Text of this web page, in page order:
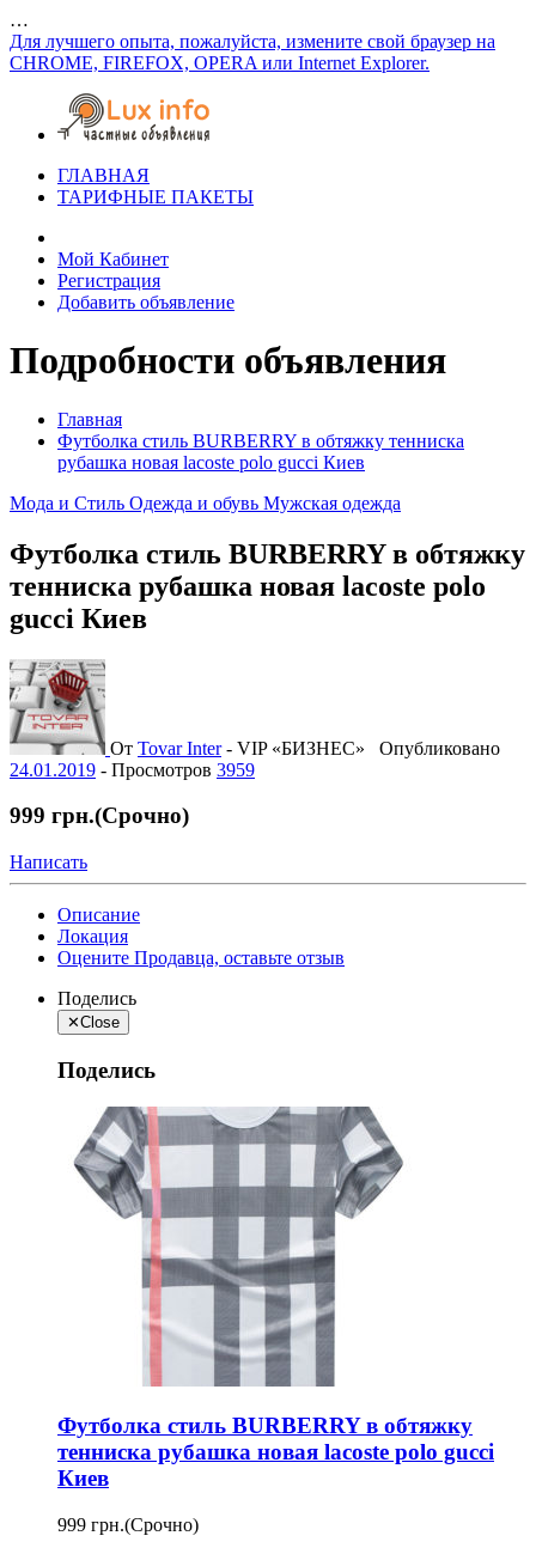
…
Для лучшего опыта, пожалуйста, измените свой браузер на
CHROME, FIREFOX, OPERA или Internet Explorer.
ГЛАВНАЯ
ТАРИФНЫЕ ПАКЕТЫ
Мой Кабинет
Регистрация
Добавить объявление
Подробности объявления
Главная
Футболка стиль BURBERRY в обтяжку тенниска
рубашка новая lacoste polo gucci Киев
Мода и Стиль Одежда и обувь Мужская одежда
Футболка стиль BURBERRY в обтяжку
тенниска рубашка новая lacoste polo
gucci Киев
От Tovar Inter - VIP «БИЗНЕС»
Опубликовано
24.01.2019 - Просмотров 3959
999 грн.(Срочно)
Написать
Описание
Локация
Оцените Продавца, оставьте отзыв
Поделись
✕Close
Поделись
Футболка стиль BURBERRY в обтяжку
тенниска рубашка новая lacoste polo gucci
Киев
999 грн.(Срочно)